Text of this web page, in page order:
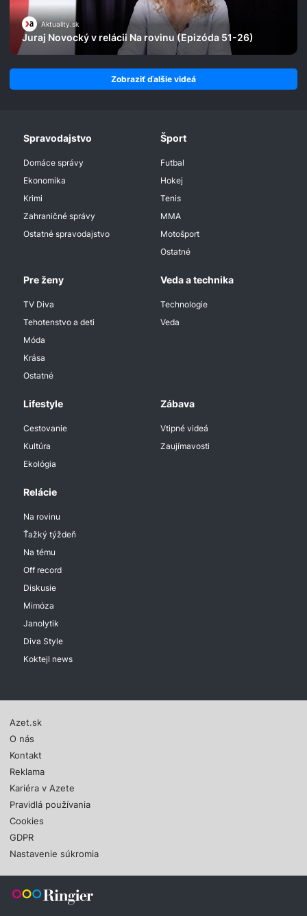
Aktuality.sk
Juraj Novocký v relácii Na rovinu (Epizóda 51-26)
Zobraziť ďalšie videá
Spravodajstvo
Domáce správy
Ekonomika
Krimi
Zahraničné správy
Ostatné spravodajstvo
Šport
Futbal
Hokej
Tenis
MMA
Motošport
Ostatné
Pre ženy
TV Diva
Tehotenstvo a deti
Móda
Krása
Ostatné
Veda a technika
Technologie
Veda
Lifestyle
Cestovanie
Kultúra
Ekológia
Zábava
Vtipné videá
Zaujímavosti
Relácie
Na rovinu
Ťažký týždeň
Na tému
Off record
Diskusie
Mimóza
Janolytik
Diva Style
Koktejl news
Azet.sk
O nás
Kontakt
Reklama
Kariéra v Azete
Pravidlá používania
Cookies
GDPR
Nastavenie súkromia